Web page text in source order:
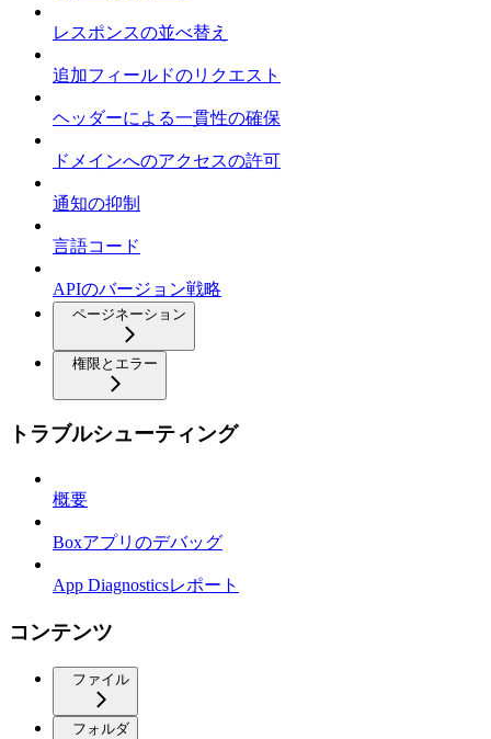
レスポンスの並べ替え
追加フィールドのリクエスト
ヘッダーによる一貫性の確保
ドメインへのアクセスの許可
通知の抑制
言語コード
APIのバージョン戦略
ページネーション
権限とエラー
トラブルシューティング
概要
Boxアプリのデバッグ
App Diagnosticsレポート
コンテンツ
ファイル
フォルダ